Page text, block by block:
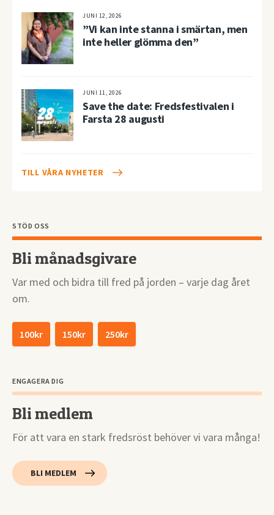
JUNI 12, 2026
”Vi kan inte stanna i smärtan, men
inte heller glömma den”
JUNI 11, 2026
Save the date: Fredsfestivalen i
Farsta 28 augusti
TILL VÅRA NYHETER
STÖD OSS
Bli månadsgivare
Var med och bidra till fred på jorden – varje dag året
om.
100kr 150kr 250kr
ENGAGERA DIG
Bli medlem
För att vara en stark fredsröst behöver vi vara många!
BLI MEDLEM